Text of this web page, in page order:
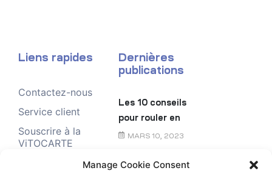
Manage Cookie Consent
Liens rapides
Contactez-nous
Service client
Souscrire à la
ViTOCARTE
Dernières
publications
Les 10 conseils
pour rouler en
toute sécurité
MARS 10, 2023
Le chèque